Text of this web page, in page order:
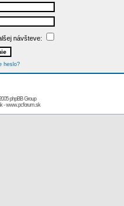
návšteve:
heslo?
phpBB Group
-www.pcforum.sk